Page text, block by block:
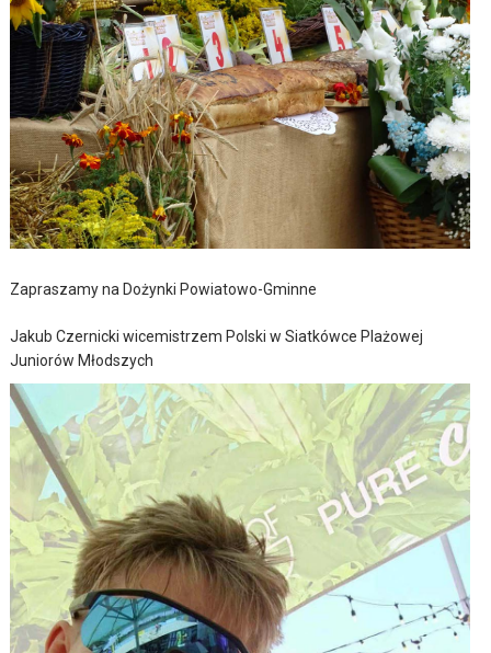
Zapraszamy na Dożynki Powiatowo-Gminne
Jakub Czernicki wicemistrzem Polski w Siatkówce Plażowej
Juniorów Młodszych